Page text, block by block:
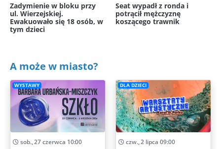
Zadymienie w bloku przy
ul. Wierzejskiej.
Ewakuowało się 18 osób, w
tym dzieci
Seat wypadł z ronda i
potrącił mężczyznę
koszącego trawnik
A może w miasto?
WYSTAWY
sob., 27 czerwca 10:00
DLA DZIECI
czw., 2 lipca 09:00